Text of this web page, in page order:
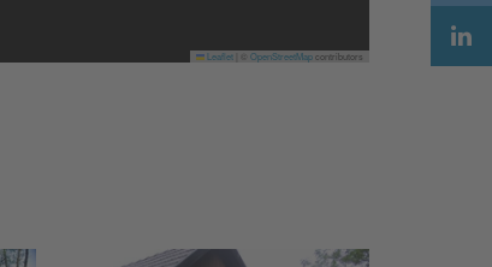
Leaflet OpenStreetMapcontributors